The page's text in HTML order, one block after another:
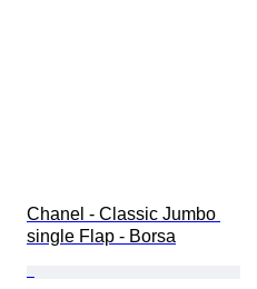
Chanel - Classic Jumbo
single Flap - Borsa